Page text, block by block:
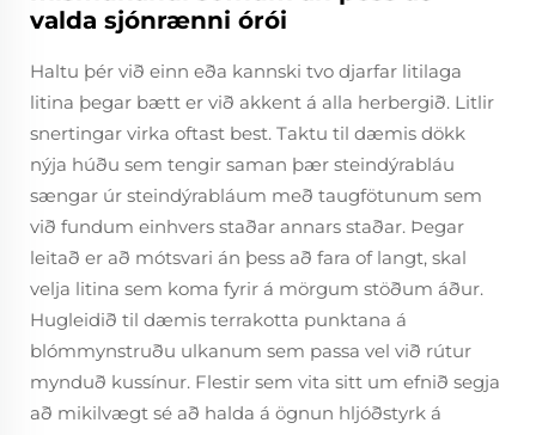
valda sjónrænni órói
Haltu þér við einn eða kannski tvo djarfar litilaga
litina þegar bætt er við akkent á alla herbergið. Litlir
snertingar virka oftast best. Taktu til dæmis dökk
nýja húðu sem tengir saman þær steindýrabláu
sængar úr steindýrabláum með taugfötunum sem
við fundum einhvers staðar annars staðar. Þegar
leitað er að mótsvari án þess að fara of langt, skal
velja litina sem koma fyrir á mörgum stöðum áður.
Hugleidið til dæmis terrakotta punktana á
blómmynstruðu ulkanum sem passa vel við rútur
mynduð kussínur. Flestir sem vita sitt um efnið segja
að mikilvægt sé að halda á ögnun hljóðstyrk á